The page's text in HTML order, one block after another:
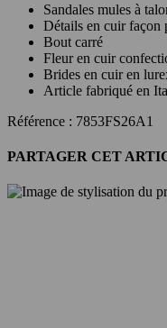
Sandales mules à
Détails en cuir façon
Bout carré
Fleur en cuir
Brides en cuir en
Article fabriqué en
Référence : 7853FS26A1
PARTAGER CET